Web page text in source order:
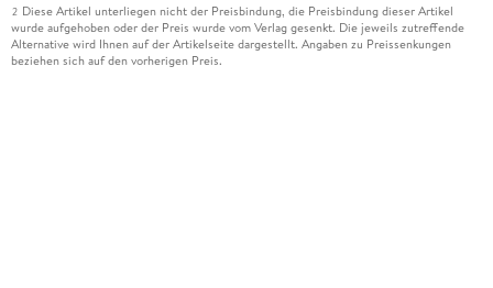
2 Diese Artikel unterliegen nicht der Preisbindung, die Preisbindung dieser Artikel
wurde aufgehoben oder der Preis wurde vom Verlag gesenkt. Die jeweils zutreffende
Alternative wird Ihnen auf der Artikelseite dargestellt. Angaben zu Preissenkungen
beziehen sich auf den vorherigen Preis.